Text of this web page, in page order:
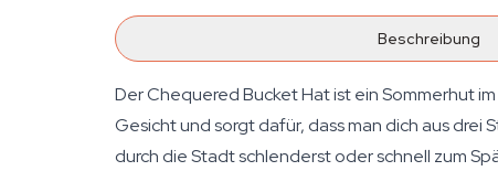
Beschreibung
Der Chequered Bucket Hat ist ein Sommerhut
Gesicht und sorgt dafür, dass man dich aus
durch die Stadt schlenderst oder schnell zum